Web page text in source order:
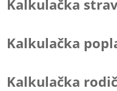
Kalkulačka
Kalkulačka
Kalkulačka